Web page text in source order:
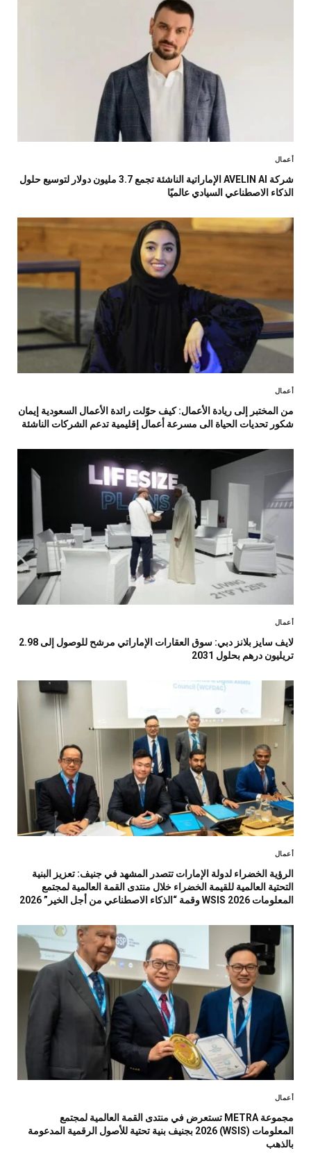
أعمال
شركة AVELIN AI الإماراتية الناشئة تجمع 3.7 مليون دولار لتوسيع حلول
الذكاء الاصطناعي السيادي عالميًا
أعمال
من المختبر إلى ريادة الأعمال: كيف حوّلت رائدة الأعمال السعودية إيمان
شكور تحديات الحياة الى مسرعة أعمال إقليمية تدعم الشركات الناشئة
أعمال
لايف سايز بلانز دبي: سوق العقارات الإماراتي مرشح للوصول إلى 2.98
تريليون درهم بحلول 2031
أعمال
الرؤية الخضراء لدولة الإمارات تتصدر المشهد في جنيف: تعزيز البنية
التحتية العالمية للقيمة الخضراء خلال منتدى القمة العالمية لمجتمع
المعلومات WSIS 2026 وقمة “الذكاء الاصطناعي من أجل الخير” 2026
أعمال
مجموعة METRA تستعرض في منتدى القمة العالمية لمجتمع
المعلومات (WSIS) 2026 بجنيف بنية تحتية للأصول الرقمية المدعومة
بالذهب